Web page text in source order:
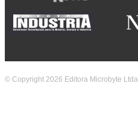
© Copyright 2026 Editora Microbyte Ltda.